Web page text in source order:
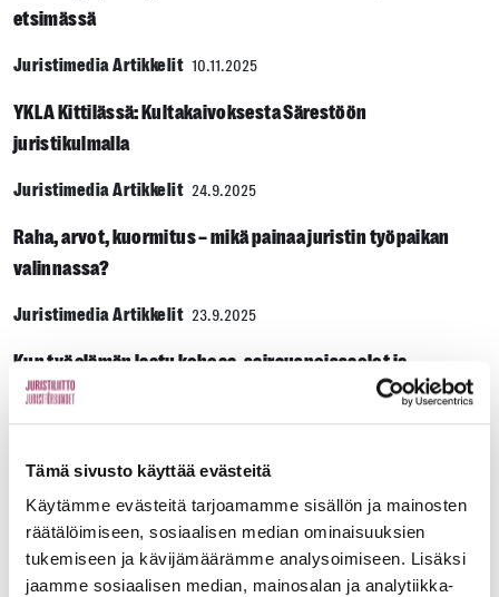
Tämä sivusto käyttää evästeitä
Käytämme evästeitä tarjoamamme sisällön ja mainosten
räätälöimiseen, sosiaalisen median ominaisuuksien
tukemiseen ja kävijämäärämme analysoimiseen. Lisäksi
jaamme sosiaalisen median, mainosalan ja analytiikka-
etsimässä
Juristimedia Artikkelit 10.11.2025
YKLA Kittilässä: Kultakaivoksesta Särestöön
juristikulmalla
Juristimedia Artikkelit 24.9.2025
Raha, arvot, kuormitus – mikä painaa juristin työpaikan
valinnassa?
Juristimedia Artikkelit 23.9.2025
Kun työelämän laatu kohoaa, sairauspoissaolot ja
vaihtuvuus vähenevät
Houkutteleeko tuomarin ammatti juristeja?
Juristimedia Artikkelit 9.12.2024
Valtakunnan­sovittelija Anu Sajavaara lähettää kuumakallet